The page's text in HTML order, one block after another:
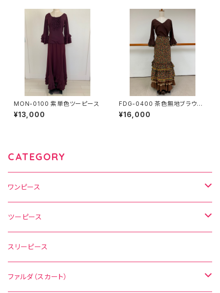
MON-0100 紫単色ツーピース
¥13,000
FDG-0400 茶色無地ブラウス
茶色地小花柄巻きスカート スリ
ーピース
¥16,000
CATEGORY
ワンピース
水玉
花柄
無地
ツーピース
水玉
花柄
スリーピース
ファルダ（スカート）